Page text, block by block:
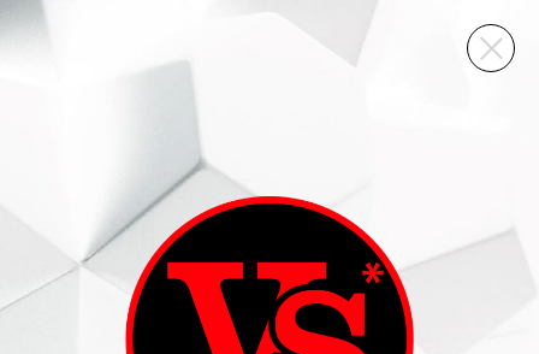
ВИННЫЙ СКЛАД